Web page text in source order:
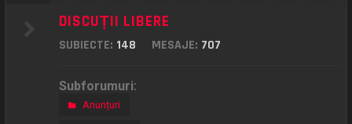
DISCUȚII LIBERE
SUBIECTE: 148 MESAJE: 707
Subforumuri:
Anunțuri